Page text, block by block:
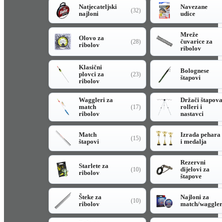
Natjecateljski
najloni
(32)
Navezane
udice
Olovo za
ribolov
(28)
Mreže
čuvarice za
ribolov
Klasični
plovci za
ribolov
(23)
Bolognese
štapovi
Waggleri za
match
ribolov
(17)
Držači štapova
rolleri i
nastavci
Match
štapovi
(15)
Izrada pehara
i medalja
Starlete za
ribolov
(10)
Rezervni
dijelovi za
štapove
Šteke za
ribolov
(10)
Najloni za
match/waggler